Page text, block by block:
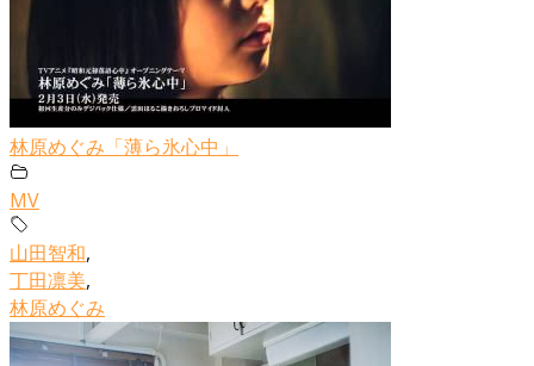
林原めぐみ「薄ら氷心中」
MV
山田智和,
丁田凛美,
林原めぐみ